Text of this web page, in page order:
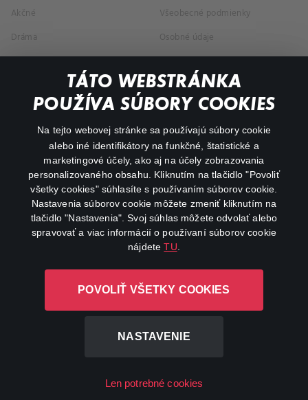
TÁTO WEBSTRÁNKA
POUŽÍVA SÚBORY COOKIES
Na tejto webovej stránke sa používajú súbory cookie
alebo iné identifikátory na funkčné, štatistické a
marketingové účely, ako aj na účely zobrazovania
personalizovaného obsahu. Kliknutím na tlačidlo "Povoliť
všetky cookies" súhlasíte s používaním súborov cookie.
Nastavenia súborov cookie môžete zmeniť kliknutím na
tlačidlo "Nastavenia". Svoj súhlas môžete odvolať alebo
spravovať a viac informácií o používaní súborov cookie
nájdeteTU
POVOLIŤ VŠETKY COOKIES
NASTAVENIE
Len potrebné cookies
Akčné
Dráma
Všeobecné podmienky
Osobné údaje
O aplikácii Canal+
Canal+ Luxembourg S. à r.l. so sídlom Rue Albert Borschette 4,